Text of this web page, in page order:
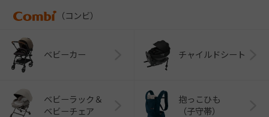
（コンビ）
ベビーカー チャイルドシート
ベビーラック＆
ベビーチェア
抱っこひも
（子守帯）